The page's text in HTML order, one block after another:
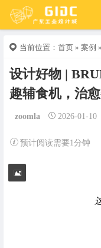
当前位置： 首页 » 案例
设计好物 |
趣辅食机，治
zoomla 2026-01-10
预计阅读需要1分钟